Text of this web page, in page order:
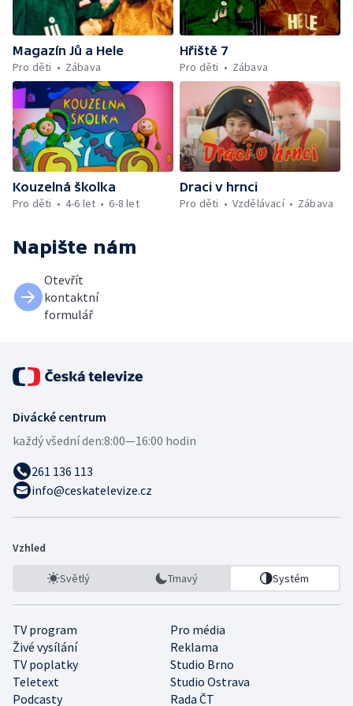
si přeje vzpomínkovou písničku i vzácný
host – Jirka Chalupa 1
Magazín Jů a Hele
Pro děti
Zábava
Hřiště 7
Pro děti
Zábava
Kouzelná školka
Pro děti
4-6 let 6-8 let
Draci v hrnci
Pro děti
Vzdělávací Zábava
Napište nám
Otevřít
kontaktní
formulář
Divácké centrum
každý všední den:8:00—16:00 hodin
261 136 113
info@ceskatelevize.cz
Vzhled
Světlý Tmavý Systém
TV program
Pro média
Živé vysílání
Reklama
TV poplatky
Studio Brno
Teletext
Studio Ostrava
Podcasty
Rada ČT